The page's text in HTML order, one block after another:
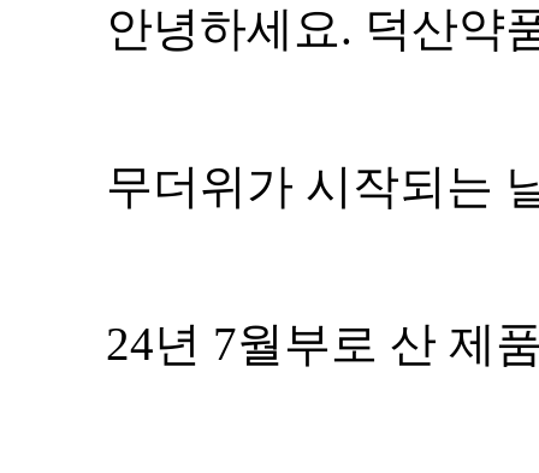
안녕하세요. 덕산약
무더위가 시작되는
24년 7월부로 산 제